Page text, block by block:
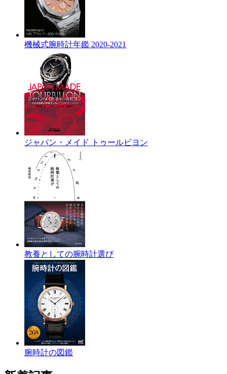
機械式腕時計年鑑 2020-2021
ジャパン・メイド トゥールビヨン
教養としての腕時計選び
腕時計の図鑑